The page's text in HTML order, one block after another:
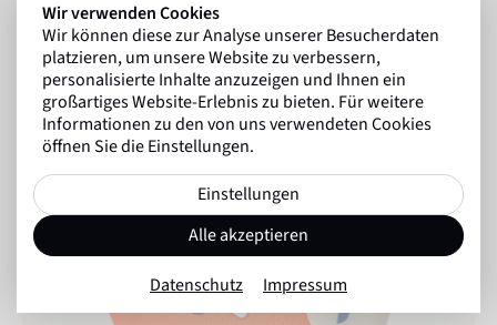
Wir verwenden Cookies
Wir können diese zur Analyse unserer Besucherdaten
platzieren, um unsere Website zu verbessern,
personalisierte Inhalte anzuzeigen und Ihnen ein
großartiges Website-Erlebnis zu bieten. Für weitere
Informationen zu den von uns verwendeten Cookies
öffnen Sie die Einstellungen.
Einstellungen
Alle akzeptieren
Datenschutz Impressum